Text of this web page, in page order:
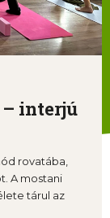
interjú
rovatába,
A mostani
tárul az